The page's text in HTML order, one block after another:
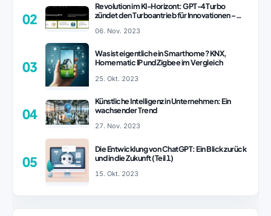
02
Revolution im KI-Horizont: GPT-4 Turbo
zündet den Turboantrieb für Innovationen –
06. Nov. 2023
03
Was ist eigentlich ein Smarthome? KNX,
Homematic IP und Zigbee im Vergleich
25. Okt. 2023
04
Künstliche Intelligenz in Unternehmen: Ein
wachsender Trend
27. Nov. 2023
05
Die Entwicklung von ChatGPT: Ein Blick zurück
und in die Zukunft (Teil 1)
15. Okt. 2023